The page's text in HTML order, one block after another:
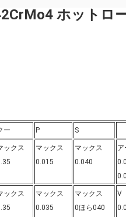
ホットロ
ー P S
ックス
マックス
0.015
マックス
0.040
ア
ックス
マックス
0.035
マックス
0ほら040
V